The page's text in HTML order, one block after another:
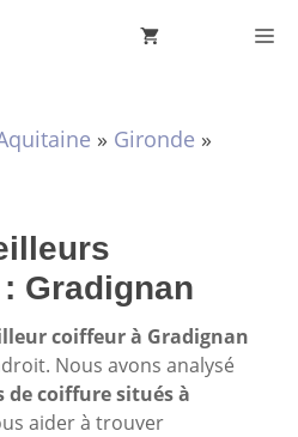
» Gironde »
Gradignan
coiffeur à Gradignan
Nous avons analysé
de coiffure situés à
aider à trouver